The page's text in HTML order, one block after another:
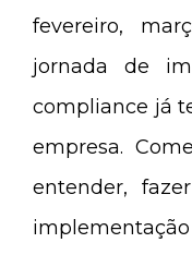
fevereiro,
jornada de
compliance já
empresa.
entender,